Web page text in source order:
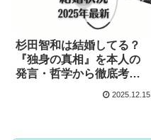
杉田智和は結婚してる？
『独身の真相』を本人の
発言・哲学から徹底考
2025.12.15